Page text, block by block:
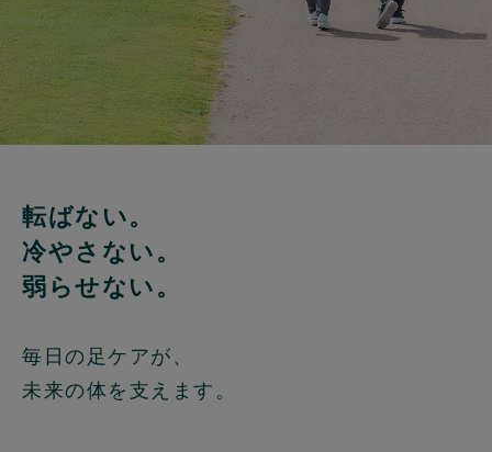
転ばない。
冷やさない。
弱らせない。
毎日の足ケアが、
未来の体を支えます。